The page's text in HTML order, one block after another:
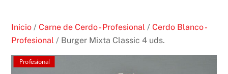
Inicio /Carne de Cerdo - Profesional /Cerdo Blanco -
Profesional / Burger Mixta Classic 4 uds.
Profesional